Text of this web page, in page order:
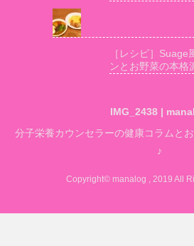
［レシピ］Suage
ンとお野菜の本格
IMG_2438 |
分子栄養カウンセラーの健康コラムと
♪
Copyright© manalog , 2019 All